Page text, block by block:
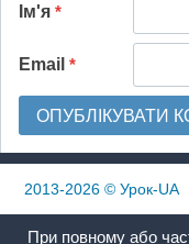
Ім'я *
Email *
2013-2026© Урок-UA
При повному або